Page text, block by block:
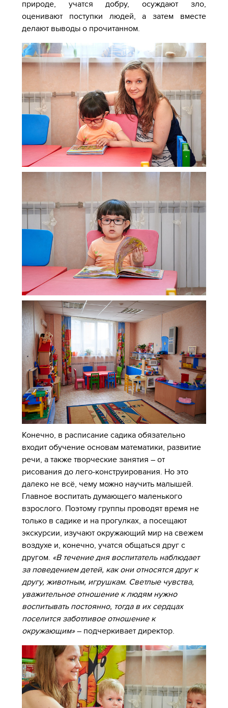
природе, учатся добру, осуждают зло,
оценивают поступки людей, а затем вместе
делают выводы о прочитанном.
Конечно, в расписание садика обязательно
входит обучение основам математики, развитие
речи, а также творческие занятия – от
рисования до лего-конструирования. Но это
далеко не всё, чему можно научить малышей.
Главное воспитать думающего маленького
взрослого. Поэтому группы проводят время не
только в садике и на прогулках, а посещают
экскурсии, изучают окружающий мир на свежем
воздухе и, конечно, учатся общаться друг с
другом. «В течение дня воспитатель наблюдает
за поведением детей, как они относятся друг к
другу, животным, игрушкам. Светлые чувства,
уважительное отношение к людям нужно
воспитывать постоянно, тогда в их сердцах
поселится заботливое отношение к
окружающим»– подчеркивает директор.